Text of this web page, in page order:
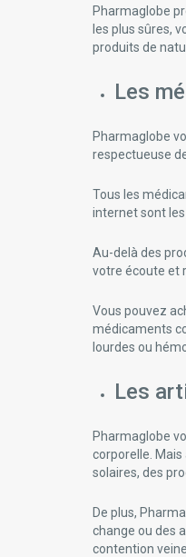
Pharmaglobe
les plus sûres,
produits de
Les
Pharmaglobe
respectueuse
Tous les
internet sont
Au-delà des
votre écoute et
Vous pouvez
médicaments
lourdes ou
Les
Pharmaglobe
corporelle. Mais
solaires, des
De plus,
change ou des
contention